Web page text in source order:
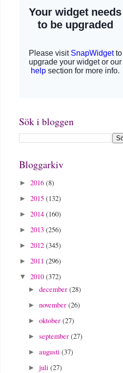
Sök i bloggen
Bloggarkiv
► 2016 (8)
► 2015 (132)
► 2014 (160)
► 2013 (256)
► 2012 (345)
► 2011 (296)
▼ 2010 (372)
► december (28)
► november (26)
► oktober (27)
► september (27)
► augusti (37)
► juli (27)